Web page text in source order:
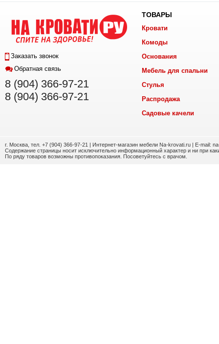
Заказать звонок
Обратная связь
8 (904) 366-97-21
8 (904) 366-97-21
ТОВАРЫ
Кровати
Комоды
Основания
Мебель для спальни
Стулья
Распродажа
Садовые качели
г. Москва, тел. +7 (904) 366-97-21 | Интернет-магазин мебели Na-krovati.ru | E-mail:
Содержание страницы носит исключительно информационный характер и ни при
По ряду товаров возможны противопоказания. Посоветуйтесь с врачом.